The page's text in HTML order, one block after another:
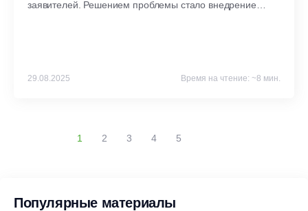
заявителей. Решением проблемы стало внедрение
29.08.2025 Время на чтение: ~8 мин.
1 2 3 4 5
Популярные материалы